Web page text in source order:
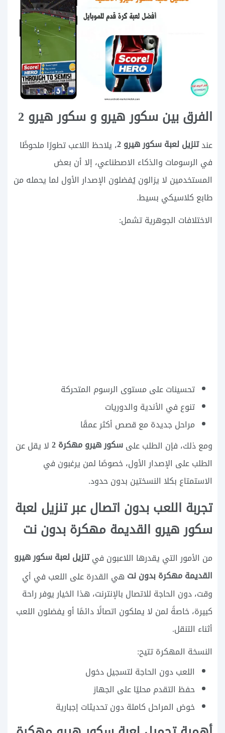
الفرق بين سكور هيرو و سكور هيرو 2
عندتنزيل لعبة سكور هيرو 2 ، يلاحظ اللاعب تطورًا ملحوظًا
في الرسومات والذكاء الاصطناعي، إلا أن بعض
المستخدمين لا يزالون يُفضلون الإصدار الأول لما يحمله من
طابع كلاسيكي بسيط.
الاختلافات الجوهرية تشمل:
تحسينات على مستوى الرسوم المتحركة
تنوع في الأندية والدوريات
مراحل جديدة مع قصص أكثر عمقًا
ومع ذلك، فإن الطلب علىسكور هيرو مهكرة 2
لا يقل عن
الطلب على الإصدار الأول، خصوصًا لمن يرغبون في
الاستمتاع بكلا النسختين بدون حدود.
تجربة اللعب بدون اتصال عبر تنزيل لعبة
سكور هيرو القديمة مهكرة بدون نت
من الأمور التي يقدرها اللاعبون فيتنزيل لعبة سكور هيرو
القديمة مهكرة بدون نت هي القدرة على اللعب في أي
وقت، دون الحاجة للاتصال بالإنترنت، هذا الخيار يوفر راحة
كبيرة، خاصةً لمن لا يملكون اتصالًا دائمًا أو يفضلون اللعب
أثناء التنقل.
النسخة المهكرة تتيح:
اللعب دون الحاجة لتسجيل دخول
حفظ التقدم محليًا على الجهاز
خوض المراحل كاملة دون تحديثات إجبارية